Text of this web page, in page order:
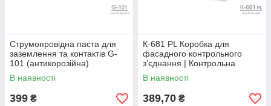
Струмопровідна паста для
заземлення та контактів G-
101 (антикорозійна)
В наявності
399 ₴
К-681 PL Коробка для
фасадного контрольного
з’єднання | Контрольна
коробка заземлення | Контур
заземлення
В наявності
389,70 ₴